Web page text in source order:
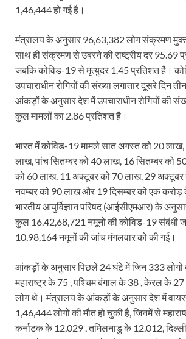
1,46,444 हो गई है।
मंत्रालय के अनुसार 96,63,382 लोग संक्रमण
साथ ही संक्रमण से उबरने की राष्ट्रीय दर 95.69
जबकि कोविड-19 से मृत्युदर 1.45 प्रतिशत है।
उपचाराधीन रोगियों की संख्या लगातार दूसरे दिन
आंकड़ों के अनुसार देश में उपचाराधीन रोगियों की
कुल मामलों का 2.86 प्रतिशत है।
भारत में कोविड-19 मामले सात अगस्त को 20
लाख, पांच सितम्बर को 40 लाख, 16 सितम्बर को
को 60 लाख, 11 अक्टूबर को 70 लाख, 29
नवम्बर को 90 लाख और 19 दिसम्बर को एक करोड़
भारतीय आयुर्विज्ञान परिषद (आईसीएमआर) के
कुल 16,42,68,721 नमूनों की कोविड-19 संबंधी
10,98,164 नमूनों की जांच मंगलवार को की गई।
आंकड़ों के अनुसार पिछले 24 घंटे में जिन 333 लोगों
महाराष्ट्र के 75 , पश्चिम बंगाल के 38 , केरल के
लोग थे। मंत्रालय के आंकड़ों के अनुसार देश में
1,46,444 लोगों की मौत हो चुकी है, जिनमें से
कर्नाटक के 12,029 , तमिलनाडु के 12,012,